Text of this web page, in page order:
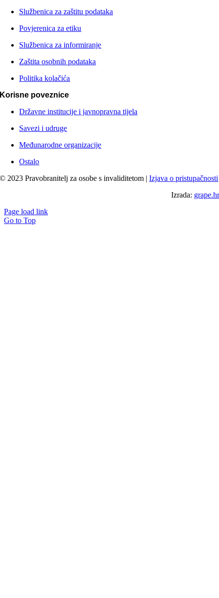
Službenica za zaštitu podataka
Povjerenica za etiku
Službenica za informiranje
Zaštita osobnih podataka
Politika kolačića
Korisne poveznice
Državne institucije i javnopravna tijela
Savezi i udruge
Međunarodne organizacije
Ostalo
© 2023 Pravobranitelj za osobe s invaliditetom |Izjava o pristupačnosti
Izrada: grape.hr
Page load link
Go to Top